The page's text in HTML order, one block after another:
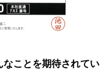
なことを期待されてい